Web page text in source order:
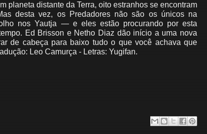
planeta distante da Terra, oito estranhos se encontram
desta vez, os Predadores não são os únicos na
nos Yautja — e eles estão procurando por esta
Ed Brisson e Netho Diaz dão início a uma nova
de cabeça para baixo tudo o que você achava que
Leo Camurça - Letras: Yugifan.